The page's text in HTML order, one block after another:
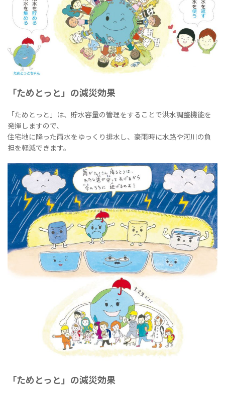
「ためとっと」の減災効果
「ためとっと」は、貯水容量の管理をすることで洪水調整機能を
発揮しますので、
住宅地に降った雨水をゆっくり排水し、豪雨時に水路や河川の負
担を軽減できます。
「ためとっと」の減災効果